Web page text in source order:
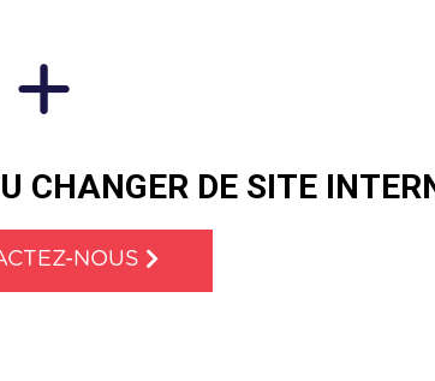
+
CHANGER DE SITE
NOUS